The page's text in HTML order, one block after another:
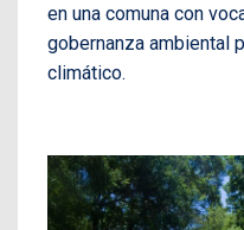
en una comuna con
gobernanza ambiental
climático.